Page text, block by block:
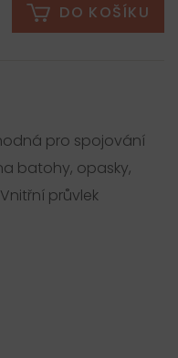
DO KOŠÍKU
pro spojování
batohy, opasky,
průvlek